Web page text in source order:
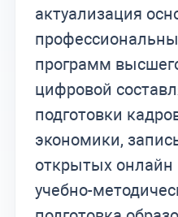
актуализация
программ
цифровой
подготовки
экономики,
открытых онлайн
учебно-